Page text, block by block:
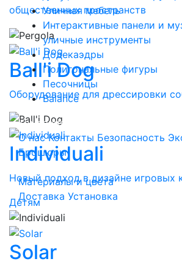
Уличная мебель
Интерактивные панели и
уличные инструменты
Додекаэдры
Полигональные фигуры
Песочницы
Balance
Компания
О нас Контакты Безопасность
Брошюры
Материалы и цвета
Доставка Установка
общественных пространств
Ball'i Dog
Оборудование для дрессировки
Individuali
Новый подход в дизайне игровых
Детям
Solar